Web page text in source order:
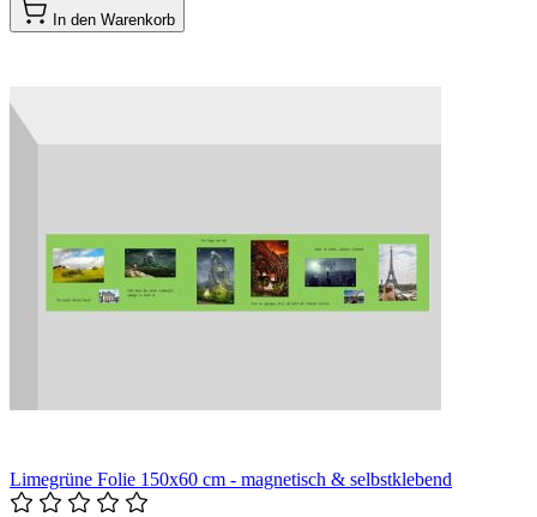
In den Warenkorb
Limegrüne Folie 150x60 cm - magnetisch & selbstklebend